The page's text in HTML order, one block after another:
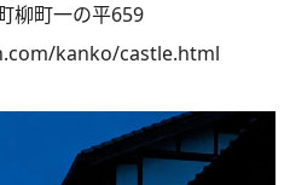
柳町一の平659
kanko/castle.html